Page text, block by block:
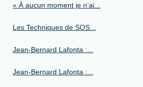
« À aucun moment je n’ai...
Les Techniques de SOS...
Jean-Bernard Lafonta :...
Jean-Bernard Lafonta :...